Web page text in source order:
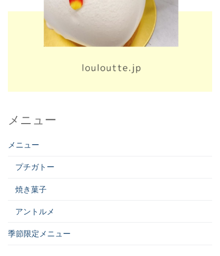
メニュー
メニュー
プチガトー
焼き菓子
アントルメ
季節限定メニュー